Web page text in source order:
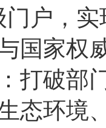
门户，
国家权
破部门
态环境